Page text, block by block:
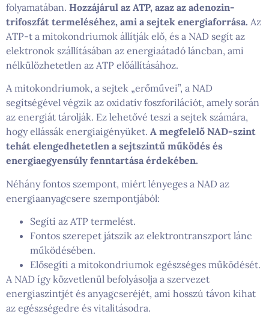
folyamatában. Hozzájárul az ATP, azaz az adenozin-
trifoszfát termeléséhez, ami a sejtek energiaforrása. Az
ATP-t a mitokondriumok állítják elő, és a NAD segít az
elektronok szállításában az energiaátadó láncban, ami
nélkülözhetetlen az ATP előállításához.
A mitokondriumok, a sejtek „erőművei”, a NAD
segítségével végzik az oxidatív foszforilációt, amely során
az energiát tárolják. Ez lehetővé teszi a sejtek számára,
hogy ellássák energiaigényüket. A megfelelő NAD-szint
tehát elengedhetetlen a sejtszintű működés és
energiaegyensúly fenntartása érdekében.
Néhány fontos szempont, miért lényeges a NAD az
energiaanyagcsere szempontjából:
Segíti az ATP termelést.
Fontos szerepet játszik az elektrontranszport lánc
működésében.
Elősegíti a mitokondriumok egészséges működését.
A NAD így közvetlenül befolyásolja a szervezet
energiaszintjét és anyagcseréjét, ami hosszú távon kihat
az egészségedre és vitalitásodra.